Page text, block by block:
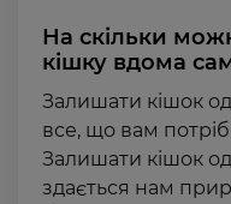
На скільки
кішку вдома
Залишати кішок
все, що вам
Залишати кішок
здається нам